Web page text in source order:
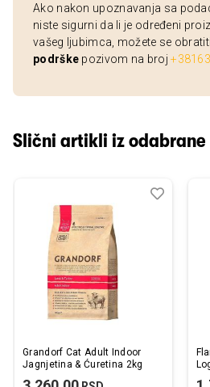
Ako nakon upoznavanja sa
niste sigurni da li je određeni
vašeg ljubimca, možete se obratiti
podrške pozivom na broj
Slični artikli iz
Grandorf Cat Adult Indoor
Jagnjetina & Ćuretina 2kg
Dodaj
Uporedi